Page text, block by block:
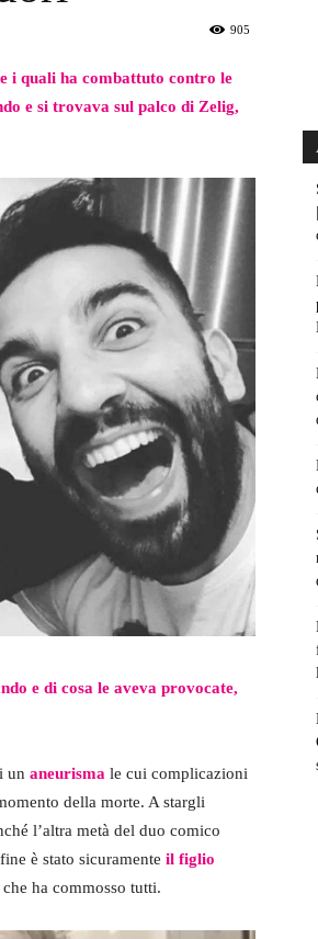
905
i quali ha combattuto contro le
e si trovava sul palco di Zelig,
e di cosa le aveva provocate,
un aneurisma le cui complicazioni
della morte. A stargli
l’altra metà del duo comico
è stato sicuramente il figlio
ha commosso tutti.